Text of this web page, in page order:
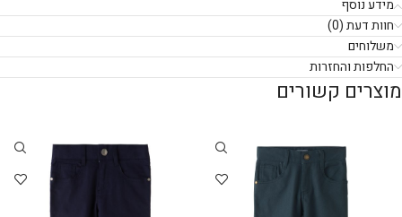
מידע נוסף
חוות דעת (0)
משלוחים
החלפות והחזרות
מוצרים קשורים